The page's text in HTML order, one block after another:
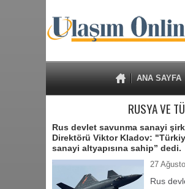
ANA SAYFA
RUSYA VE
Rus devlet savunma sanayi
Direktörü Viktor Kladov:
sanayi altyapısına sahip” dedi.
27
Rus